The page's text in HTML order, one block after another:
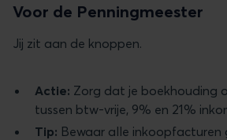
Voor de Penningmeester
Jij zit aan de knoppen.
Actie: Zorg dat je boekhouding
tussen btw-vrije, 9% en 21%
Tip: Bewaar alle inkoopfacturen